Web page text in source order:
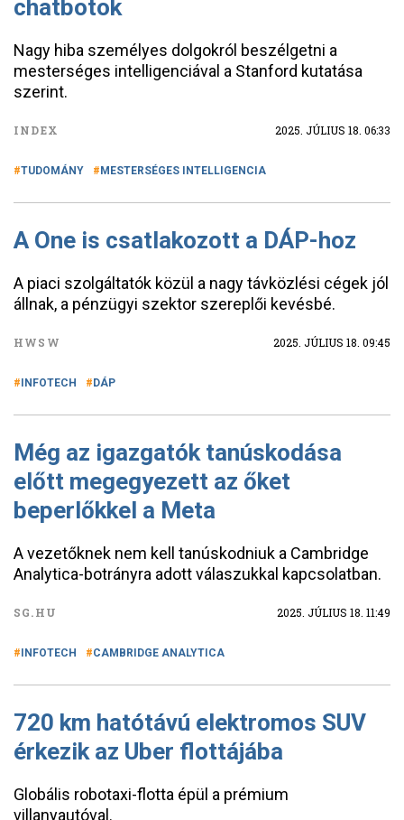
chatbotok
Nagy hiba személyes dolgokról beszélgetni a
mesterséges intelligenciával a Stanford kutatása
szerint.
INDEX 2025. JÚLIUS 18. 06:33
TUDOMÁNY MESTERSÉGES INTELLIGENCIA
A One is csatlakozott a DÁP-hoz
A piaci szolgáltatók közül a nagy távközlési cégek jól
állnak, a pénzügyi szektor szereplői kevésbé.
HWSW 2025. JÚLIUS 18. 09:45
INFOTECH DÁP
Még az igazgatók tanúskodása
előtt megegyezett az őket
beperlőkkel a Meta
A vezetőknek nem kell tanúskodniuk a Cambridge
Analytica-botrányra adott válaszukkal kapcsolatban.
SG.HU 2025. JÚLIUS 18. 11:49
INFOTECH CAMBRIDGE ANALYTICA
720 km hatótávú elektromos SUV
érkezik az Uber flottájába
Globális robotaxi-flotta épül a prémium
villanyautóval.